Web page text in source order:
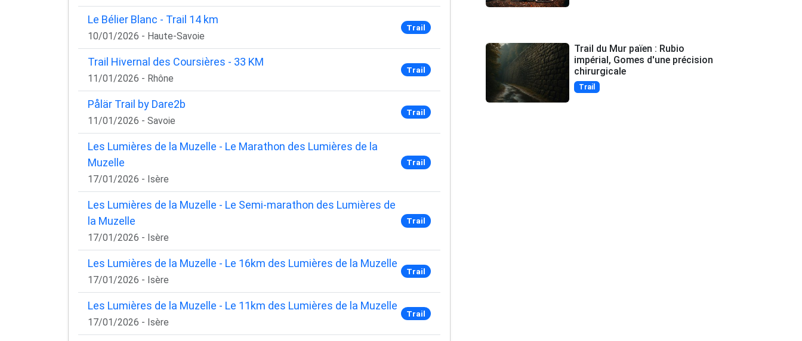
Le Bélier Blanc - Trail 14 km
10/01/2026 - Haute-Savoie
Trail
Trail Hivernal des Coursières - 33 KM
11/01/2026 - Rhône
Trail
Pålär Trail by Dare2b
11/01/2026 - Savoie
Trail
Les Lumières de la Muzelle - Le Marathon des Lumières de la
Muzelle
17/01/2026 - Isère
Trail
Les Lumières de la Muzelle - Le Semi-marathon des Lumières de
la Muzelle
17/01/2026 - Isère
Trail
Les Lumières de la Muzelle - Le 16km des Lumières de la Muzelle
17/01/2026 - Isère
Trail
Les Lumières de la Muzelle - Le 11km des Lumières de la Muzelle
17/01/2026 - Isère
Trail
Trail du Mur païen : Rubio
impérial, Gomes d'une précision
chirurgicale
Trail